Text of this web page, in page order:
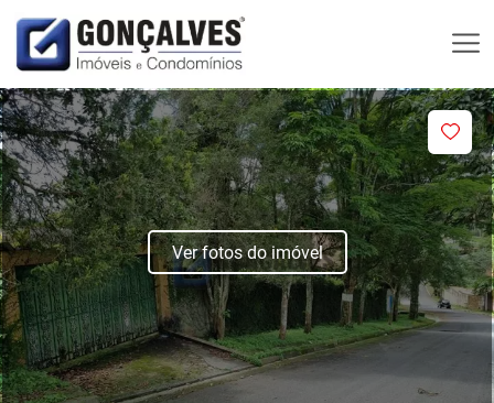
Ver fotos do imóvel